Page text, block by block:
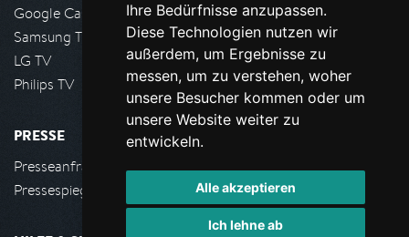
Ihre Bedürfnisse anzupassen.
Diese Technologien nutzen wir
außerdem, um Ergebnisse zu
messen, um zu verstehen, woher
unsere Besucher kommen oder um
unsere Website weiter zu
entwickeln.
Alle akzeptieren
Ich lehne ab
Google Cast
Samsung TV
LG TV
Philips TV
PRESSE
Presseanfrage stellen
Pressespiegel